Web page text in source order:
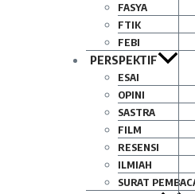
FASYA
FTIK
FEBI
PERSPEKTIF
ESAI
OPINI
SASTRA
FILM
RESENSI
ILMIAH
SURAT